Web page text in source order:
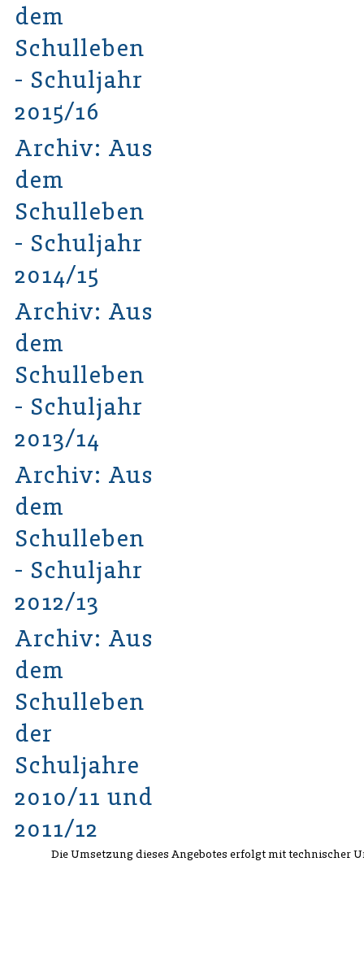
dem
Schulleben
- Schuljahr
2015/16
Archiv: Aus
dem
Schulleben
- Schuljahr
2014/15
Archiv: Aus
dem
Schulleben
- Schuljahr
2013/14
Archiv: Aus
dem
Schulleben
- Schuljahr
2012/13
Archiv: Aus
dem
Schulleben
der
Schuljahre
2010/11 und
2011/12
Die Umsetzung dieses Angebotes erfolgt mit technischer